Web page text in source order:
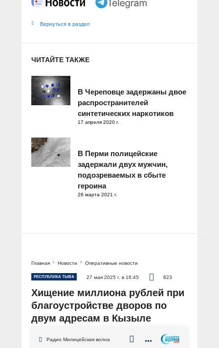
Вернуться в раздел
ЧИТАЙТЕ ТАКЖЕ
В Череповце задержаны двое
распространителей
синтетических наркотиков
17 апреля 2020 г.
В Перми полицейские
задержали двух мужчин,
подозреваемых в сбыте
героина
26 марта 2021 г.
Главная Новости Оперативные новости
РЕСПУБЛИКА ТЫВА 27 мая 2025 г. в 16:45 823
Хищение миллиона рублей при
благоустройстве дворов по
двум адресам в Кызыле
Радио Милицейская волна